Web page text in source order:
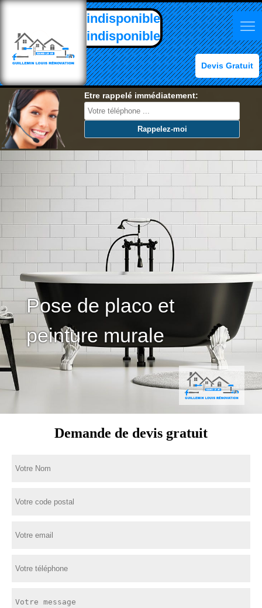
indisponible
indisponible
Devis Gratuit
Etre rappelé immédiatement:
Pose de placo et
peinture murale
Demande de devis gratuit